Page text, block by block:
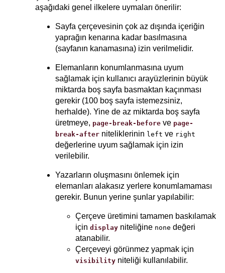
aşağıdaki genel ilkelere uymaları önerilir:
Sayfa çerçevesinin çok az dışında içeriğin
yaprağın kenarına kadar basılmasına
(sayfanın kanamasına) izin verilmelidir.
Elemanların konumlanmasına uyum
sağlamak için kullanıcı arayüzlerinin büyük
miktarda boş sayfa basmaktan kaçınması
gerekir (100 boş sayfa istemezsiniz,
herhalde). Yine de az miktarda boş sayfa
üretmeye, page-break-before ve page-
break-after niteliklerinin left ve right
değerlerine uyum sağlamak için izin
verilebilir.
Yazarların oluşmasını önlemek için
elemanları alakasız yerlere konumlamaması
gerekir. Bunun yerine şunlar yapılabilir:
Çerçeve üretimini tamamen baskılamak
için display niteliğine none değeri
atanabilir.
Çerçeveyi görünmez yapmak için
visibility niteliği kullanılabilir.